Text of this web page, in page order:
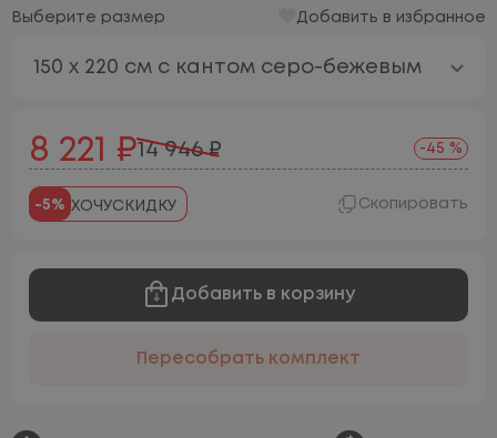
Выберите размер Добавить в избранное
150 х 220 см с кантом серо-бежевым
8 221 ₽14 946 ₽ -45 %
-5% ХОЧУСКИДКУ Скопировать
Добавить в корзину
Пересобрать комплект